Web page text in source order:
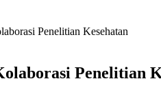
Penelitian Kesehatan
Penelitian